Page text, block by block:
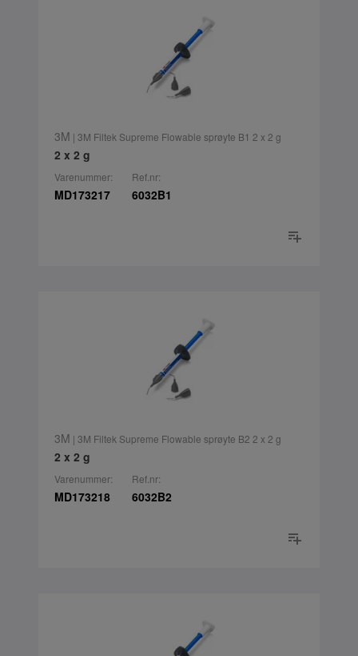
3M | 3M Filtek Supreme Flowable sprøyte B1 2 x 2 g
2 x 2 g
Varenummer:
MD173217
Ref.nr:
6032B1
3M | 3M Filtek Supreme Flowable sprøyte B2 2 x 2 g
2 x 2 g
Varenummer:
MD173218
Ref.nr:
6032B2